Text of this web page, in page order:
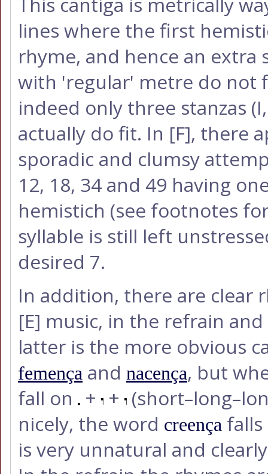
lines where the first
rhyme, and hence an extra
with 'regular' metre do not
indeed only three stanzas
actually do fit. In [F], there
sporadic and clumsy
12, 18, 34 and 49 having
hemistich (see footnotes
syllable is still left
desired 7.
In addition, there are clear
[E] music, in the refrain
latter is the more obvious
femença and nacença, but
fall on + +
nicely, the word creença
is very unnatural and